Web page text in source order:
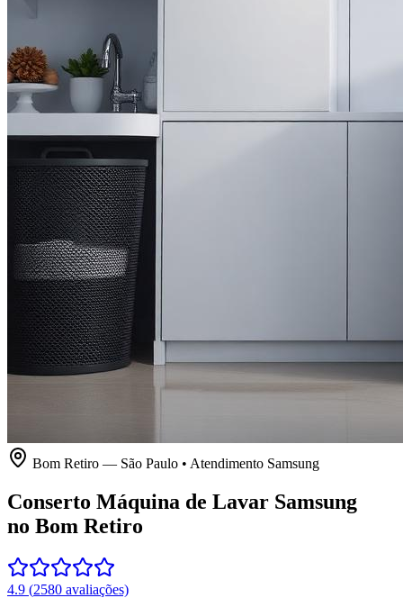
Bom Retiro — São Paulo • Atendimento Samsung
Conserto Máquina de Lavar Samsung
no Bom Retiro
4.9 (2580 avaliações)